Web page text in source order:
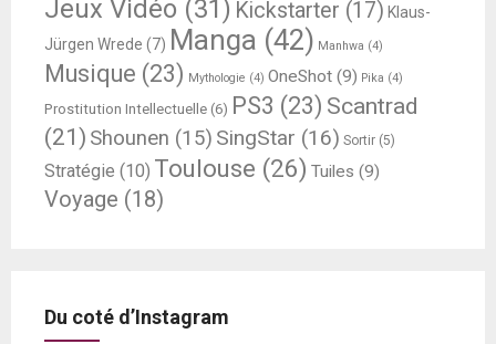
Jeux Vidéo (31) Kickstarter (17) Klaus-
Jürgen Wrede (7) Manga (42) Manhwa (4)
Musique (23) Mythologie (4) OneShot (9) Pika (4)
Prostitution Intellectuelle (6) PS3 (23) Scantrad
(21) Shounen (15) SingStar (16) Sortir (5)
Stratégie (10) Toulouse (26) Tuiles (9)
Voyage (18)
Du coté d’Instagram